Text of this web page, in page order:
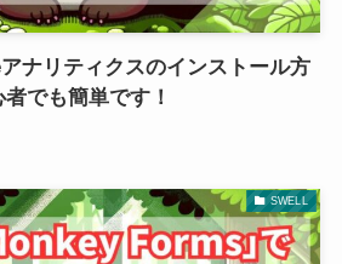
ナリティクスのインストール方
でも簡単です！
SWELL